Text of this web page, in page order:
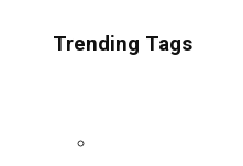
Trending Tags